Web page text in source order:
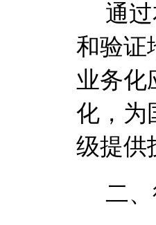
通
和验证
业务化
化，为
级提供
二、